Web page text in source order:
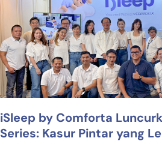
iSleep by Comforta
Series: Kasur Pintar yang